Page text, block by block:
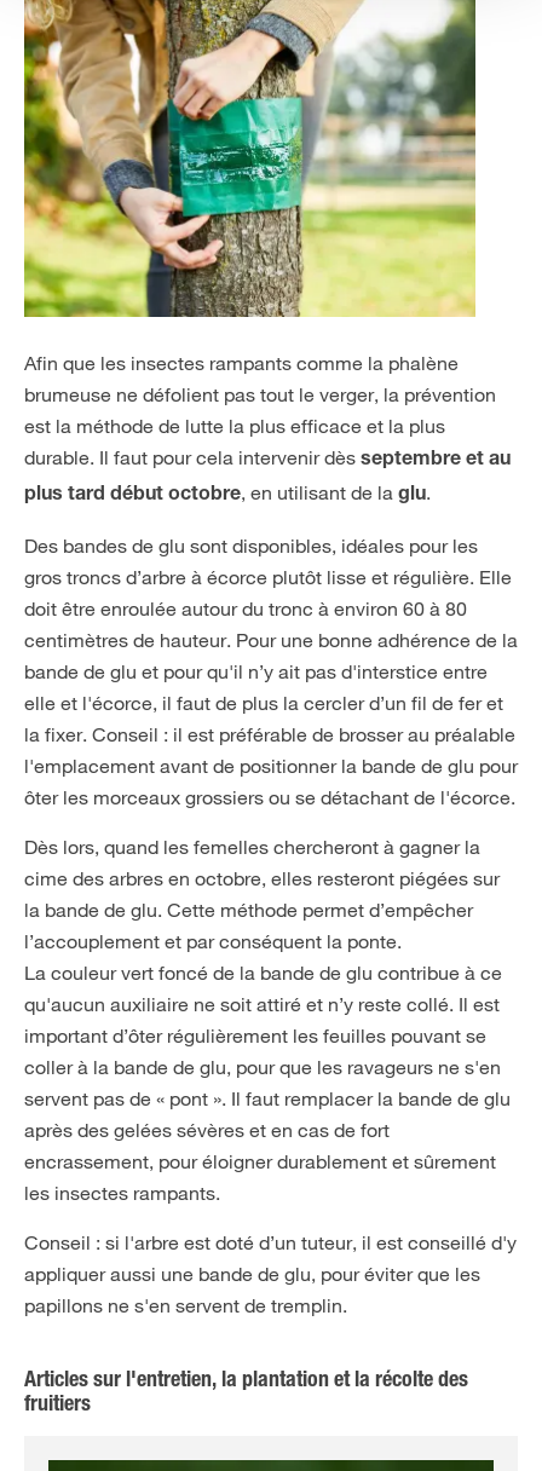
Afin que les insectes rampants comme la phalène
brumeuse ne défolient pas tout le verger, la prévention
est la méthode de lutte la plus efficace et la plus
durable. Il faut pour cela intervenir dès septembre et au
plus tard début octobre, en utilisant de la glu.
Des bandes de glu sont disponibles, idéales pour les
gros troncs d’arbre à écorce plutôt lisse et régulière. Elle
doit être enroulée autour du tronc à environ 60 à 80
centimètres de hauteur. Pour une bonne adhérence de la
bande de glu et pour qu'il n’y ait pas d'interstice entre
elle et l'écorce, il faut de plus la cercler d’un fil de fer et
la fixer. Conseil : il est préférable de brosser au préalable
l'emplacement avant de positionner la bande de glu pour
ôter les morceaux grossiers ou se détachant de l'écorce.
Dès lors, quand les femelles chercheront à gagner la
cime des arbres en octobre, elles resteront piégées sur
la bande de glu. Cette méthode permet d’empêcher
l’accouplement et par conséquent la ponte.
La couleur vert foncé de la bande de glu contribue à ce
qu'aucun auxiliaire ne soit attiré et n’y reste collé. Il est
important d’ôter régulièrement les feuilles pouvant se
coller à la bande de glu, pour que les ravageurs ne s'en
servent pas de « pont ». Il faut remplacer la bande de glu
après des gelées sévères et en cas de fort
encrassement, pour éloigner durablement et sûrement
les insectes rampants.
Conseil : si l'arbre est doté d’un tuteur, il est conseillé d'y
appliquer aussi une bande de glu, pour éviter que les
papillons ne s'en servent de tremplin.
Articles sur l'entretien, la plantation et la récolte des
fruitiers